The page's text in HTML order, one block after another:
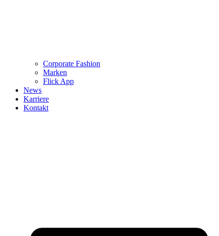
Corporate Fashion
Marken
Flick App
News
Karriere
Kontakt